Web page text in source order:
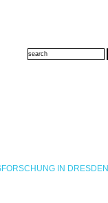
IN DRESDEN